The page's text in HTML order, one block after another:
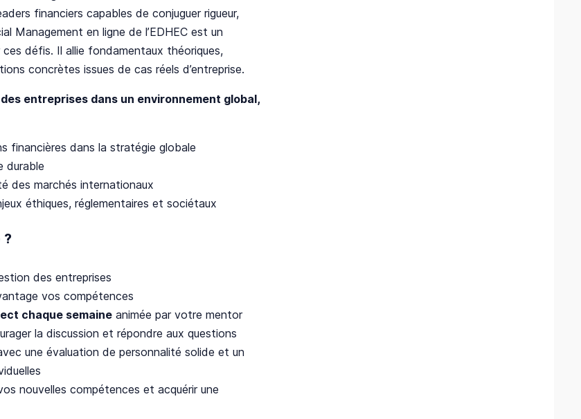
financiers capables de conjuguer rigueur,
Management en ligne de l’EDHEC est un
défis. Il allie fondamentaux théoriques,
concrètes issues de cas réels d’entreprise.
entreprises dans un environnement global,
financières dans la stratégie globale
durable
des marchés internationaux
éthiques, réglementaires et sociétaux
des entreprises
vos compétences
chaque semaine animée par votre mentor
la discussion et répondre aux questions
une évaluation de personnalité solide et un
nouvelles compétences et acquérir une